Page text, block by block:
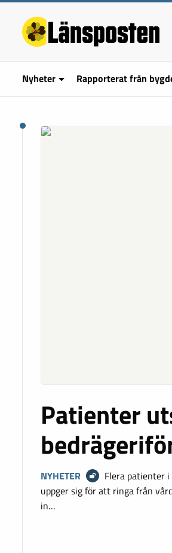
Nyheter Rapporterat från
Patienter
NYHETER
Flera patienter
uppger sig för att ringa från
in…